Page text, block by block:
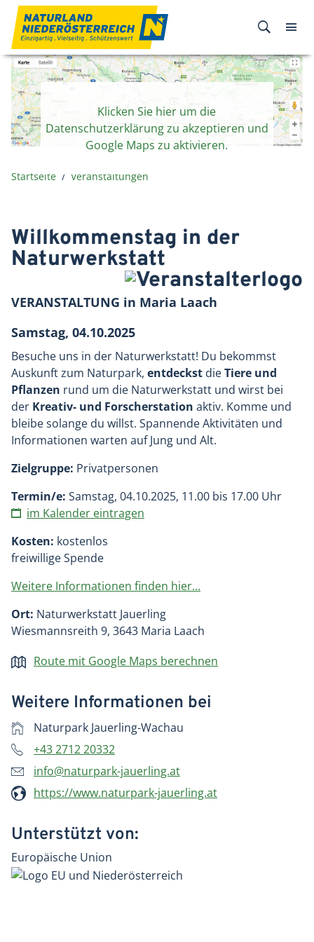
Zum Inhalt
Klicken Sie hier um die
Datenschutzerklärung zu akzeptieren und
Google Maps zu aktivieren.
Startseite Veranstaltungen
Willkommenstag in der
Naturwerkstatt
VERANSTALTUNG in Maria Laach
Samstag, 04.10.2025
Besuche uns in der Naturwerkstatt! Du bekommst
Auskunft zum Naturpark, entdeckst dieTiere und
Pflanzen rund um die Naturwerkstatt und wirst bei
der Kreativ- und Forscherstation aktiv. Komme und
bleibe solange du willst. Spannende Aktivitäten und
Informationen warten auf Jung und Alt.
Zielgruppe: Privatpersonen
Termin/e: Samstag, 04.10.2025, 11.00 bis 17.00 Uhr
im Kalender eintragen
Kosten: kostenlos
freiwillige Spende
Weitere Informationen finden hier...
Ort: Naturwerkstatt Jauerling
Wiesmannsreith 9, 3643 Maria Laach
Route mit Google Maps berechnen
Weitere Informationen bei
Naturpark Jauerling-Wachau
+43 2712 20332
info@naturpark-jauerling.at
https://www.naturpark-jauerling.at
Unterstützt von:
Europäische Union